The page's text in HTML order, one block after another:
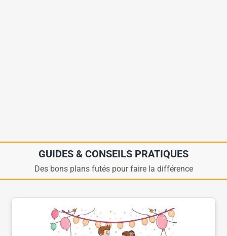
GUIDES & CONSEILS PRATIQUES
Des bons plans futés pour faire la différence